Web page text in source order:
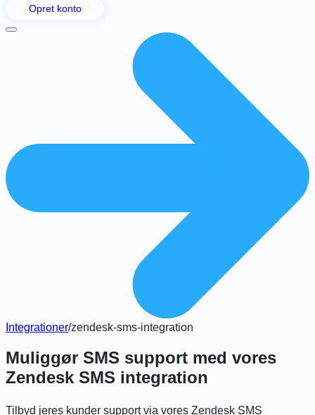
Opret konto
Integrationer/zendesk-sms-integration
Muliggør SMS support med vores
Zendesk SMS integration
Tilbyd jeres kunder support via vores Zendesk SMS